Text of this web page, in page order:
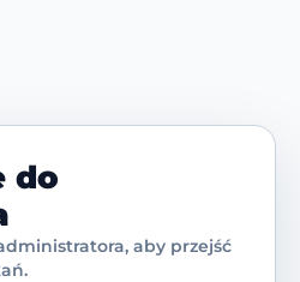
do
aby przejść